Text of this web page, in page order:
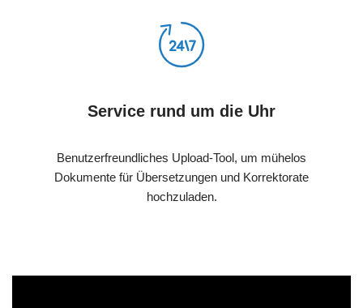
Service rund um die Uhr
Benutzerfreundliches Upload-Tool, um mühelos
Dokumente für Übersetzungen und Korrektorate
hochzuladen.